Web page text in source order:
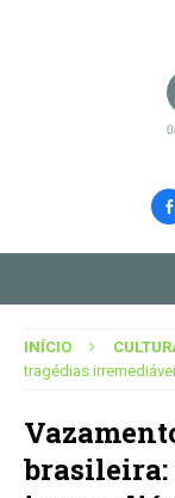
INÍCIO
tragédias
brasileira: